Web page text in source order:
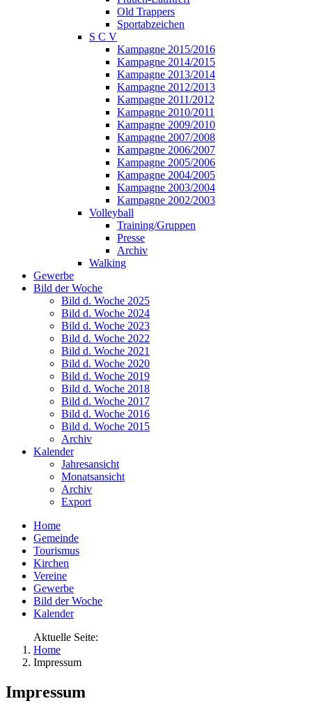
Old Trappers
Sportabzeichen
S C V
Kampagne 2015/2016
Kampagne 2014/2015
Kampagne 2013/2014
Kampagne 2012/2013
Kampagne 2011/2012
Kampagne 2010/2011
Kampagne 2009/2010
Kampagne 2007/2008
Kampagne 2006/2007
Kampagne 2005/2006
Kampagne 2004/2005
Kampagne 2003/2004
Kampagne 2002/2003
Volleyball
Training/Gruppen
Presse
Archiv
Walking
Gewerbe
Bild der Woche
Bild d. Woche 2025
Bild d. Woche 2024
Bild d. Woche 2023
Bild d. Woche 2022
Bild d. Woche 2021
Bild d. Woche 2020
Bild d. Woche 2019
Bild d. Woche 2018
Bild d. Woche 2017
Bild d. Woche 2016
Bild d. Woche 2015
Archiv
Kalender
Jahresansicht
Monatsansicht
Archiv
Export
Home
Gemeinde
Tourismus
Kirchen
Vereine
Gewerbe
Bild der Woche
Kalender
Aktuelle Seite:
Home
Impressum
Impressum